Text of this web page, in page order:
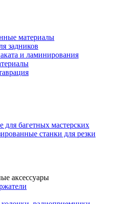
материалы
задников
и ламинирования
для багетных мастерских
станки для резки
аксессуары